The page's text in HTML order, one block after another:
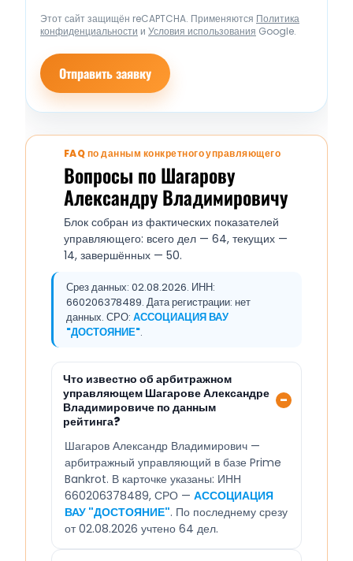
Этот сайт защищён reCAPTCHA. Применяются Политика
конфиденциальности и Условия использования Google.
Отправить заявку
FAQ по данным конкретного управляющего
Вопросы по Шагарову
Александру Владимировичу
Блок собран из фактических показателей
управляющего: всего дел — 64, текущих —
14, завершённых — 50.
Срез данных: 02.08.2026. ИНН:
660206378489. Дата регистрации: нет
данных. СРО: АССОЦИАЦИЯ ВАУ
"ДОСТОЯНИЕ".
Что известно об арбитражном
управляющем Шагарове Александре
Владимировиче по данным
рейтинга?
Шагаров Александр Владимирович —
арбитражный управляющий в базе Prime
Bankrot. В карточке указаны: ИНН
660206378489, СРО — АССОЦИАЦИЯ
ВАУ "ДОСТОЯНИЕ". По последнему срезу
от 02.08.2026 учтено 64 дел.